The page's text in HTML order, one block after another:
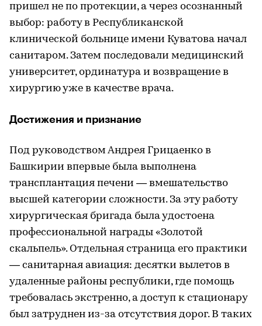
пришел не по протекции, а через осознанный
выбор: работу в Республиканской
клинической больнице имени Куватова начал
санитаром. Затем последовали медицинский
университет, ординатура и возвращение в
хирургию уже в качестве врача.
Достижения и признание
Под руководством Андрея Грицаенко в
Башкирии впервые была выполнена
трансплантация печени — вмешательство
высшей категории сложности. За эту работу
хирургическая бригада была удостоена
профессиональной награды «Золотой
скальпель». Отдельная страница его практики
— санитарная авиация: десятки вылетов в
удаленные районы республики, где помощь
требовалась экстренно, а доступ к стационару
был затруднен из-за отсутствия дорог. В таких